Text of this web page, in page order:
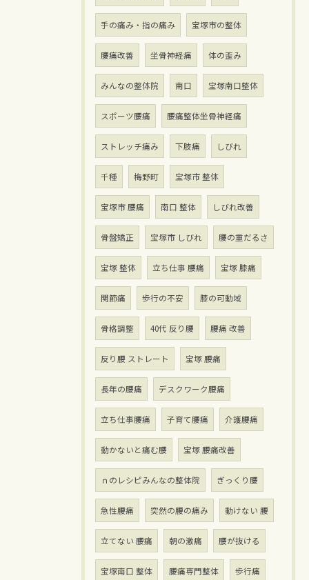
手の痛み・指の痛み 宝塚市の整体
腰痛改善 坐骨神経痛 体の歪み
みんなの整体院 南口 宝塚南口整体
スポーツ腰痛 腰痛整体坐骨神経痛
ストレッチ痛み 下肢痛 しびれ
千種 梅野町 宝塚市 整体
宝塚市 腰痛 南口 整体 しびれ改善
骨盤矯正 宝塚市 しびれ 腰の重だるさ
宝塚 整体 立ち仕事 腰痛 宝塚 膝痛
関節痛 歩行の不安 膝の可動域
骨格調整 40代 反り腰 腰痛 改善
反り腰 ストレート 宝塚 腰痛
長年の腰痛 デスクワーク腰痛
立ち仕事腰痛 子育て腰痛 介護腰痛
動かないと痛む腰 宝塚 腰痛改善
ｎのレシピみんなの整体院 ぎっくり腰
急性腰痛 突然の腰の痛み 動けない 腰
立てない 腰痛 朝の激痛 腰が抜ける
宝塚南口 整体 腰痛専門整体 歩行痛